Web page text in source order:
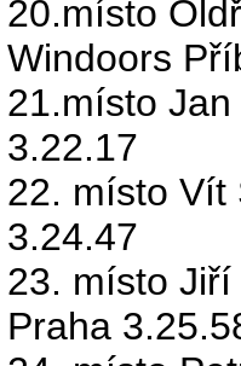
20.místo
Windoors
21.místo
3.22.17
22. místo Vít
3.24.47
23. místo Jiří
Praha